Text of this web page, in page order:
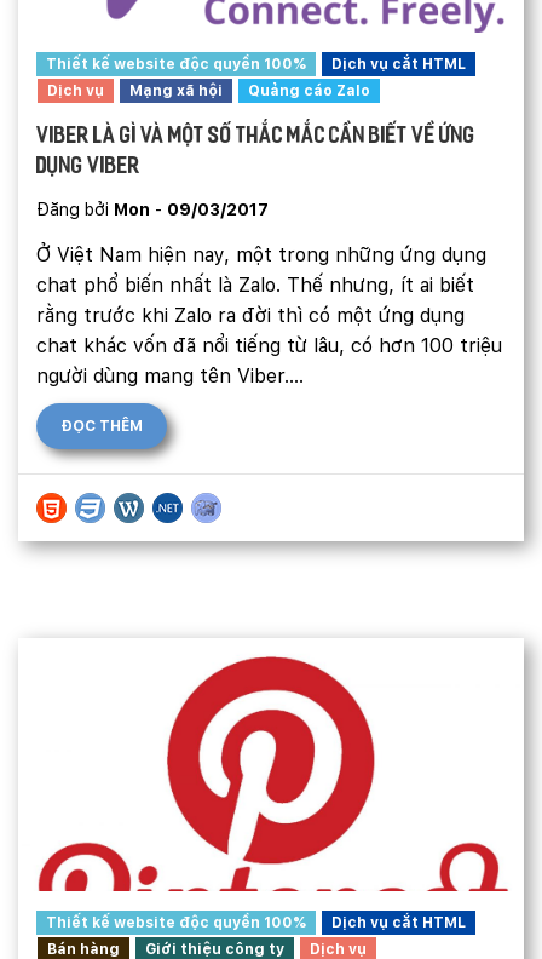
Thiết kế website độc quyền 100%
Dịch vụ cắt HTML
Dịch vụ
Mạng xã hội Quảng cáo Zalo
Viber là gì và một số thắc mắc cần biết về ứng
dụng Viber
Đăng bởi Mon - 09/03/2017
Ở Việt Nam hiện nay, một trong những ứng dụng
chat phổ biến nhất là Zalo. Thế nhưng, ít ai biết
rằng trước khi Zalo ra đời thì có một ứng dụng
chat khác vốn đã nổi tiếng từ lâu, có hơn 100 triệu
người dùng mang tên Viber....
ĐỌC THÊM
Thiết kế website độc quyền 100%
Dịch vụ cắt HTML
Bán hàng
Giới thiệu công ty
Dịch vụ